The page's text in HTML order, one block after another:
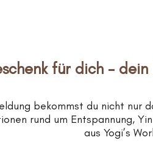
für dich –
bekommst du nicht nur
rund um Entspannung,
aus Yogi’s